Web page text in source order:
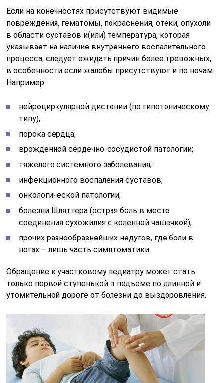
Если на конечностях присутствуют видимые
повреждения, гематомы, покраснения, отеки, опухоли
в области суставов и(или) температура, которая
указывает на наличие внутреннего воспалительного
процесса, следует ожидать причин более тревожных,
в особенности если жалобы присутствуют и по ночам.
Например:
нейроциркулярной дистонии (по гипотоническому
типу);
порока сердца;
врожденной сердечно-сосудистой патологии;
тяжелого системного заболевания;
инфекционного воспаления суставов;
онкологической патологии;
болезни Шляттера (острая боль в месте
соединения сухожилия с коленной чашечкой);
прочих разнообразнейших недугов, где боли в
ногах – лишь часть симптоматики.
Обращение к участковому педиатру может стать
только первой ступенькой в подъеме по длинной и
утомительной дороге от болезни до выздоровления.